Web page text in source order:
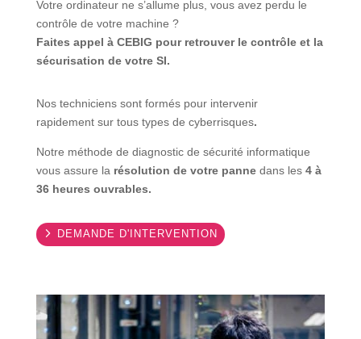
Votre ordinateur ne s’allume plus, vous avez perdu le
contrôle de votre machine ?
Faites appel à CEBIG pour retrouver le contrôle et la
sécurisation de votre SI.
Nos techniciens sont formés pour intervenir
rapidement sur tous types de cyberrisques.
Notre méthode de diagnostic de sécurité informatique
vous assure la résolution de votre pannedans les4 à
36 heures ouvrables.
DEMANDE D'INTERVENTION